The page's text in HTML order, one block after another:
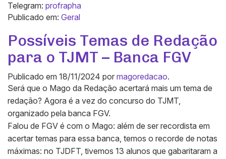
Telegram: profrapha
Publicado em: Geral
Possíveis Temas de Redação
para o TJMT – Banca FGV
Publicado em 18/11/2024 por magoredacao.
Será que o Mago da Redação acertará mais um tema de
redação? Agora é a vez do concurso do TJMT,
organizado pela banca FGV.
Falou de FGV é com o Mago: além de ser recordista em
acertar temas para essa banca, temos o recorde de notas
máximas: no TJDFT, tivemos 13 alunos que gabaritaram a